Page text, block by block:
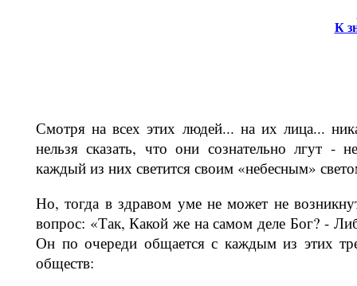
К
Смотря на всех этих людей... на их ли­ца...
нельзя сказать, что они соз­нательно лгут -
каждый из них све­тится своим «небесным»
Но, тогда в здравом уме не может не
вопрос: «Так, Какой же на самом деле Бог? -
Он по очереди общается с каждым из этих
об­ществ: